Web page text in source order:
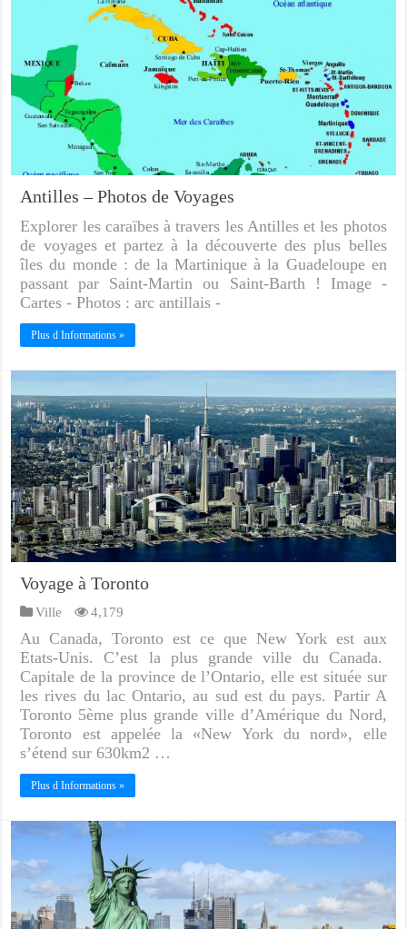
Antilles – Photos de Voyages
Explorer les caraïbes à travers les Antilles et les photos
de voyages et partez à la découverte des plus belles
îles du monde : de la Martinique à la Guadeloupe en
passant par Saint-Martin ou Saint-Barth ! Image -
Cartes - Photos : arc antillais -
Plus d Informations »
Voyage à Toronto
Ville 4,179
Au Canada, Toronto est ce que New York est aux
Etats-Unis. C’est la plus grande ville du Canada.
Capitale de la province de l’Ontario, elle est située sur
les rives du lac Ontario, au sud est du pays. Partir A
Toronto 5ème plus grande ville d’Amérique du Nord,
Toronto est appelée la «New York du nord», elle
s’étend sur 630km2 …
Plus d Informations »